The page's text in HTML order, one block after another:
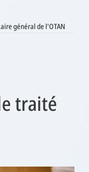
général de l'OTAN
traité